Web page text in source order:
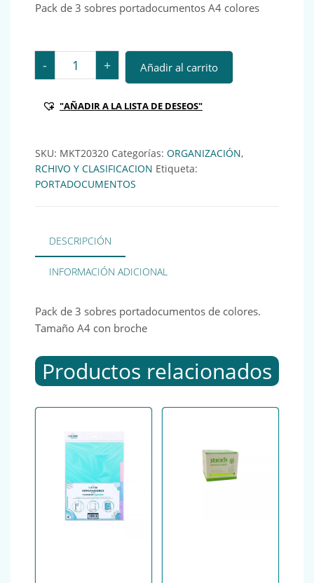
Pack de 3 sobres portadocumentos A4 colores
- Pack de 3 sobres portadocumentos A4 colores
+ Añadir al carrito
"AÑADIR A LA LISTA DE DESEOS"
SKU: MKT20320 Categorías: ORGANIZACIÓN,
RCHIVO Y CLASIFICACION Etiqueta:
PORTADOCUMENTOS
DESCRIPCIÓN
INFORMACIÓN ADICIONAL
Pack de 3 sobres portadocumentos de colores.
Tamaño A4 con broche
Productos relacionados